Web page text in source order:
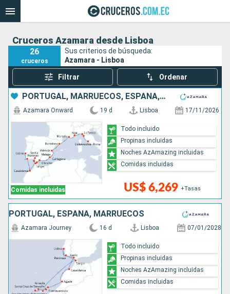
Cruceros Azamara desde Lisboa
26
cruceros
Sus criterios de búsqueda:
Azamara - Lisboa
Filtrar Ordenar
PORTUGAL, MARRUECOS, ESPAÑA, FRANCIA, ITALIA
Comidas incluidas
Azamara Onward 19 d Lisboa 17/11/2026
US$ 6,269 +Tasas
Todo incluido
Propinas incluidas
Noches AzAmazing incluidas
Comidas incluidas
PORTUGAL, ESPAÑA, MARRUECOS
Azamara Journey 16 d Lisboa 07/01/2028
Todo incluido
Propinas incluidas
Noches AzAmazing incluidas
Comidas incluidas